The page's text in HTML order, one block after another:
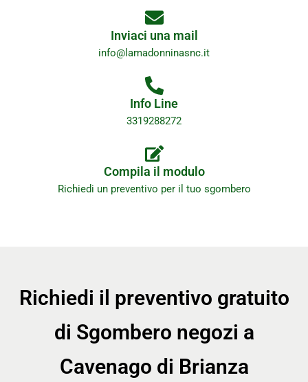
Inviaci una mail
info@lamadonninasnc.it
Info Line
3319288272
Compila il modulo
Richiedi un preventivo per il tuo sgombero
Richiedi il preventivo gratuito
di Sgombero negozi a
Cavenago di Brianza